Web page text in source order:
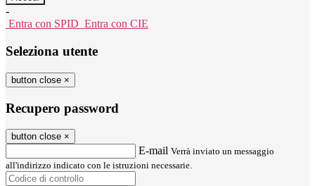
-
Entra con SPID Entra con CIE
Seleziona utente
button close ×
Recupero password
button close ×
E-mail Verrà inviato un messaggio
all'indirizzo indicato con le istruzioni necessarie.